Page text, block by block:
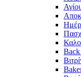
Back